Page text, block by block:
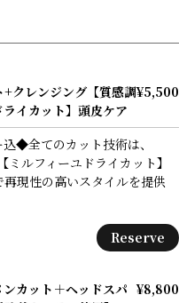
クレンジング【質感調
イカット】頭皮ケア
¥5,500
◆全てのカット技術は、
ルフィーユドライカット】
現性の高いスタイルを提供
Reserve
カット＋ヘッドスパ ¥8,800